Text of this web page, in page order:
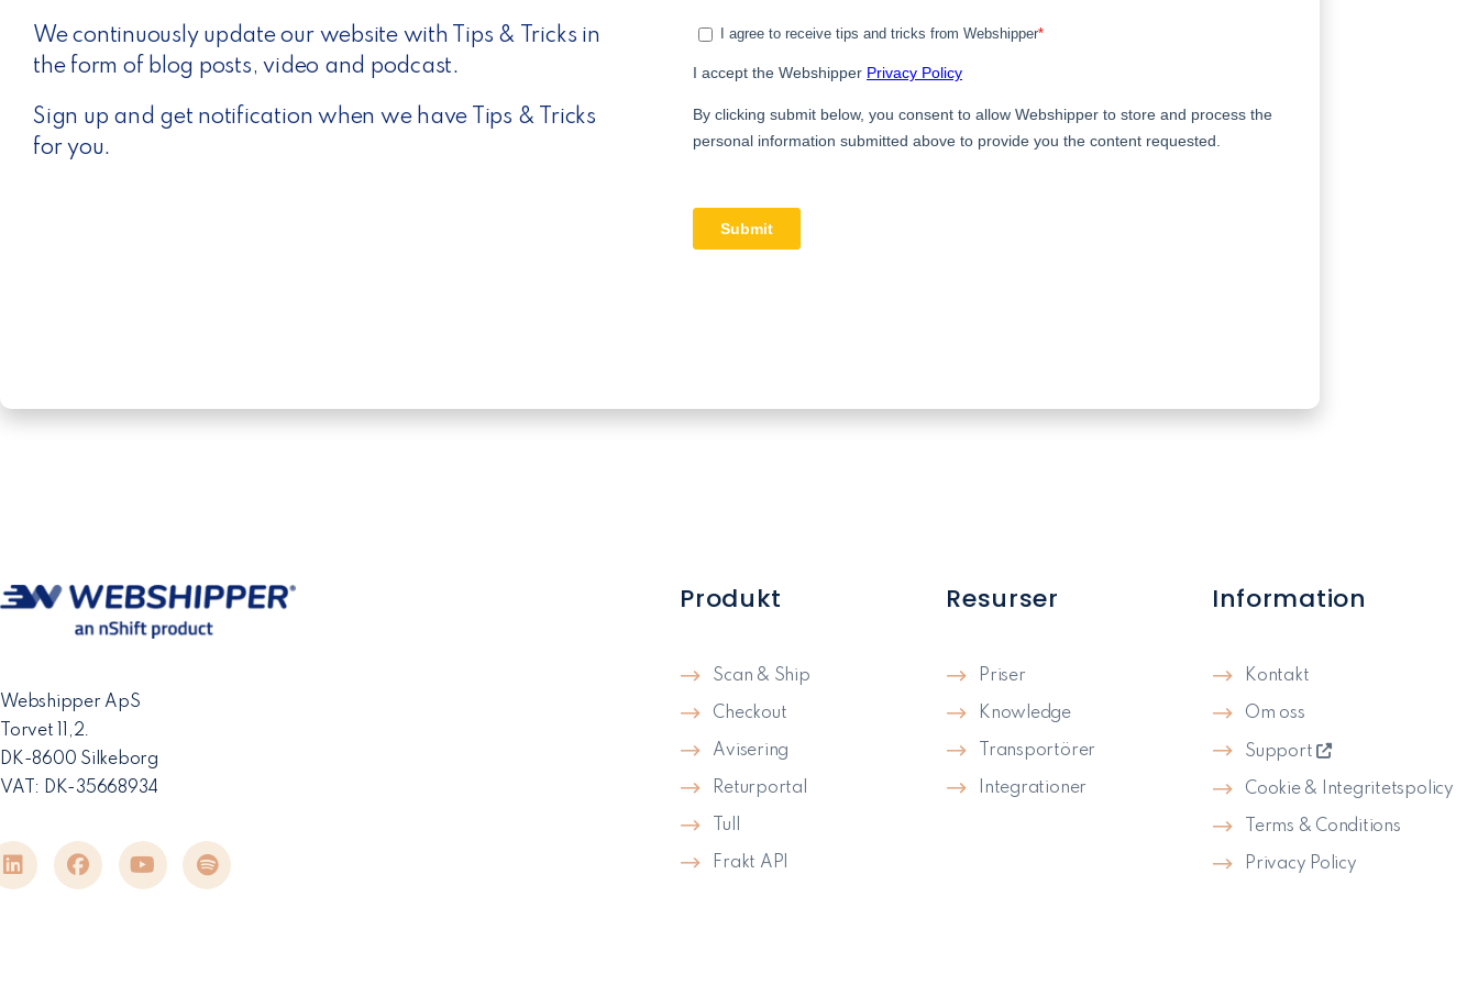
We continuously update our website with Tips & Tricks in
the form of blog posts, video and podcast.
Sign up and get notification when we have Tips & Tricks
for you.
Webshipper ApS
Torvet 11,2.
DK-8600 Silkeborg
VAT: DK-35668934
Produkt
Scan & Ship
Checkout
Avisering
Returportal
Tull
Frakt API
Resurser
Priser
Knowledge
Transportörer
Integrationer
Information
Kontakt
Om oss
Support
Cookie & Integritetspolicy
Terms & Conditions
Privacy Policy